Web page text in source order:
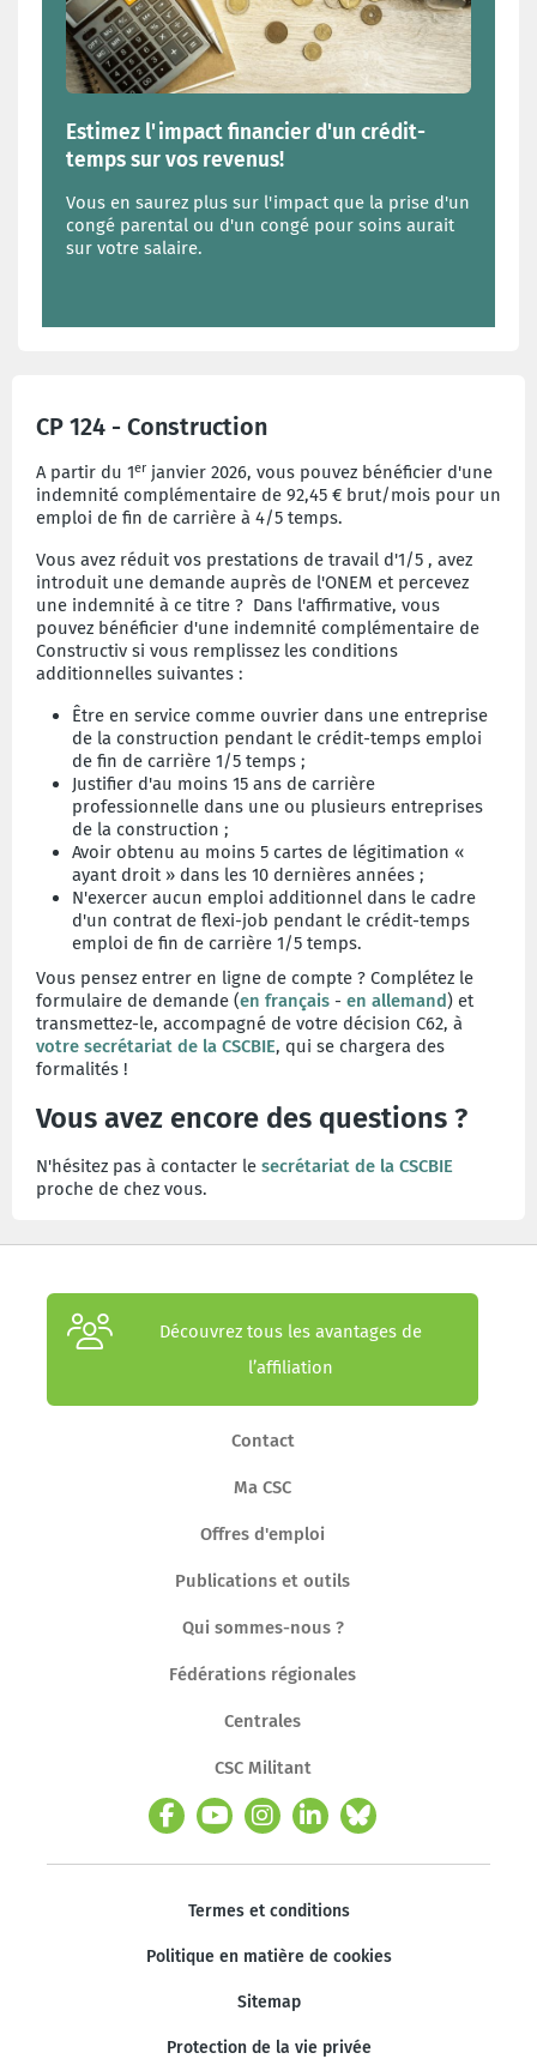
Estimez l'impact financier d'un crédit-
temps sur vos revenus!
Vous en saurez plus sur l'impact que la prise d'un
congé parental ou d'un congé pour soins aurait
sur votre salaire.
CP 124 - Construction
A partir du 1er janvier 2026, vous pouvez bénéficier d'une
indemnité complémentaire de 92,45 € brut/mois pour un
emploi de fin de carrière à 4/5 temps.
Vous avez réduit vos prestations de travail d'1/5 , avez
introduit une demande auprès de l'ONEM et percevez
une indemnité à ce titre ? Dans l'affirmative, vous
pouvez bénéficier d'une indemnité complémentaire de
Constructiv si vous remplissez les conditions
additionnelles suivantes :
Être en service comme ouvrier dans une entreprise
de la construction pendant le crédit-temps emploi
de fin de carrière 1/5 temps ;
Justifier d'au moins 15 ans de carrière
professionnelle dans une ou plusieurs entreprises
de la construction ;
Avoir obtenu au moins 5 cartes de légitimation «
ayant droit » dans les 10 dernières années ;
N'exercer aucun emploi additionnel dans le cadre
d'un contrat de flexi-job pendant le crédit-temps
emploi de fin de carrière 1/5 temps.
Vous pensez entrer en ligne de compte ? Complétez le
formulaire de demande (en français - en allemand) et
transmettez-le, accompagné de votre décision C62, à
votre secrétariat de la CSCBIE, qui se chargera des
formalités !
Vous avez encore des questions ?
N'hésitez pas à contacter le secrétariat de la CSCBIE
proche de chez vous.
Découvrez tous les avantages de
l’affiliation
Contact
Ma CSC
Offres d'emploi
Publications et outils
Qui sommes-nous ?
Fédérations régionales
Centrales
CSC Militant
Termes et conditions
Politique en matière de cookies
Sitemap
Protection de la vie privée